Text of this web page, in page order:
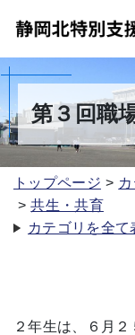
第３回職
トップページ
共生・共育
カテゴリを全て
２年生は、６月